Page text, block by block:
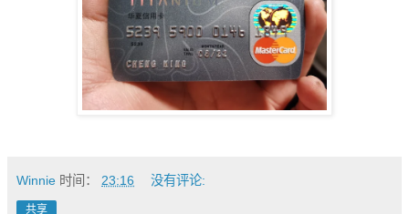
Winnie 时间： 23:16 没有评论:
共享